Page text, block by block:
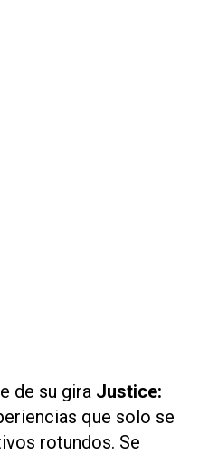
de su gira Justice:
que solo se
rotundos. Se